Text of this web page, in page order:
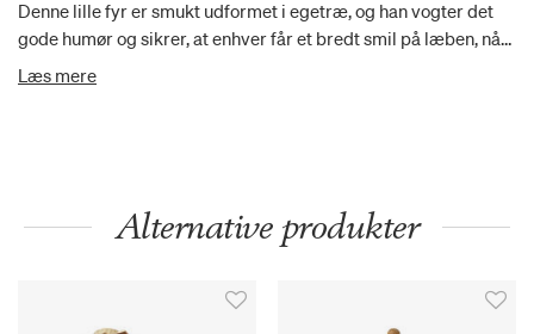
Denne lille fyr er smukt udformet i egetræ, og han vogter det
gode humør og sikrer, at enhver får et bredt smil på læben, når
man ser ham. H 9,6 cm, D 4,8 cm
Læs mere
Alternative produkter